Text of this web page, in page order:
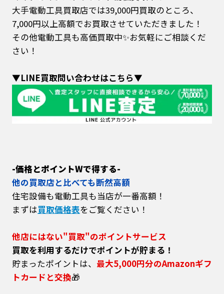
大手電動工具買取店では39,000円買取のところ、
7,000円以上高額でお買取させていただきました！
その他電動工具も高価買取中✨お気軽にご相談くだ
さい！
▼LINE買取問い合わせはこちら▼
-価格とポイントWで得する-
他の買取店と比べても断然高額
住宅設備も電動工具も当店が一番高額！
まずは買取価格表をご覧ください！
他店にはない"買取"のポイントサービス
買取を利用するだけでポイントが貯まる！
貯まったポイントは、 最大5,000円分のAmazonギフ
トカードと交換🎁